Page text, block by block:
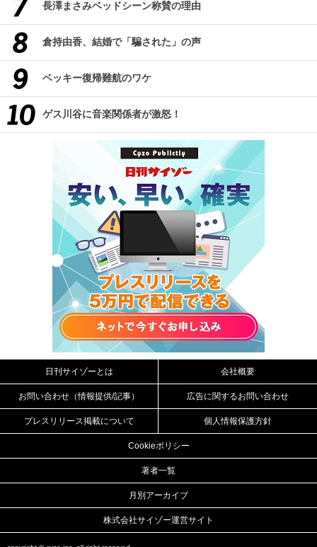
長澤まさみベッドシーン称賛の理由
倉持由香、結婚で「騙された」の声
ベッキー復帰難航のワケ
ゲス川谷に音楽関係者が激怒！
日刊サイゾーとは 会社概要
お問い合わせ（情報提供/記事） 広告に関するお問い合わせ
プレスリリース掲載について 個人情報保護方針
Cookieポリシー
著者一覧
月別アーカイブ
株式会社サイゾー運営サイト